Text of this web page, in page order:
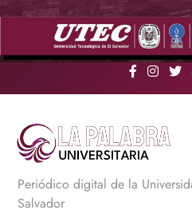
Saltar
La Palabra
Periódico digital de la
Salvador